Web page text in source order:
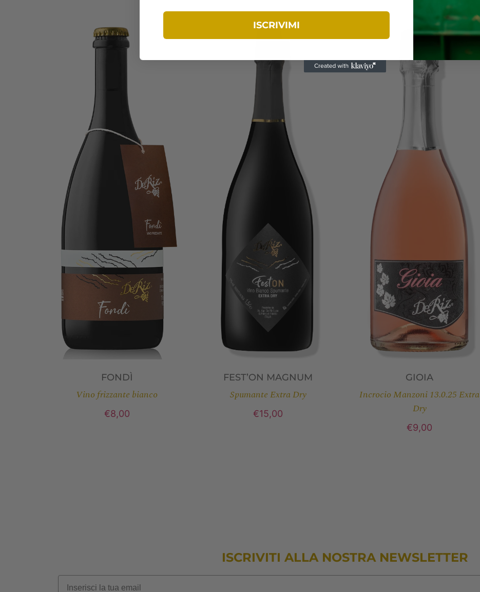
FONDÌ
Vino frizzante bianco
€8,00
FEST’ON MAGNUM
Spumante Extra Dry
€15,00
GIOIA
Incrocio Manzoni 13.0.25 Extra
Dry
€9,00
ISCRIVITI ALLA NOSTRA NEWSLETTER
Email
ISCRIVIMI